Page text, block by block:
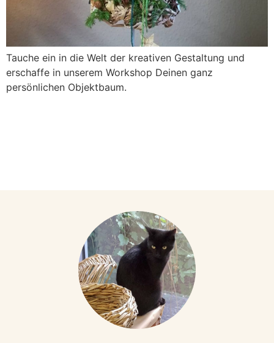
Tauche ein in die Welt der kreativen Gestaltung und
erschaffe in unserem Workshop Deinen ganz
persönlichen Objektbaum.